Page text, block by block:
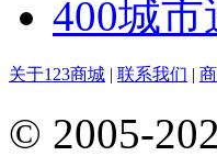
400城
关于123商城 | 联系我们 |
© 2005-